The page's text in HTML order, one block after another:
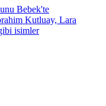
Bebek'te
Kutluay, Lara
isimler